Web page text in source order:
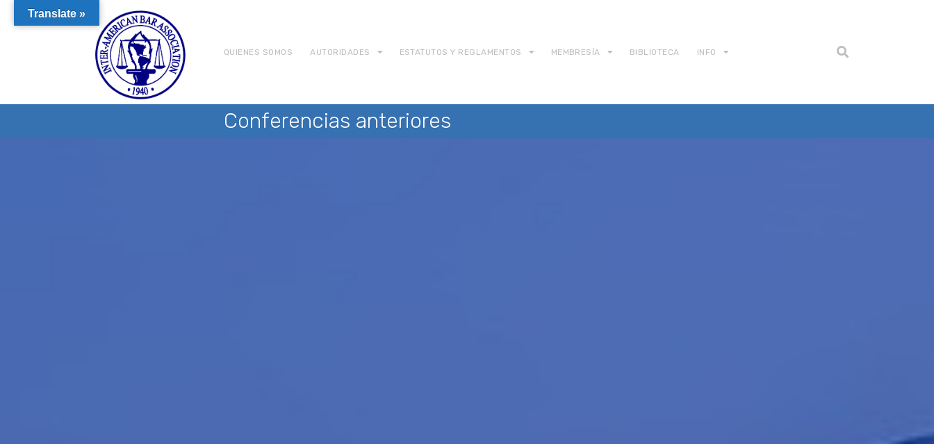
QUIENES SOMOS AUTORIDADES ESTATUTOS Y REGLAMENTOS MEMBRESÍA BIBLIOTECA INFO
Conferencias anteriores
Translate »